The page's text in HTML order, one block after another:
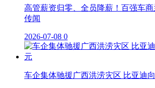
高管薪资归零、全员降薪！百强车
传闻
2026-07-08 0
车企集体驰援广西洪涝灾区 比亚迪